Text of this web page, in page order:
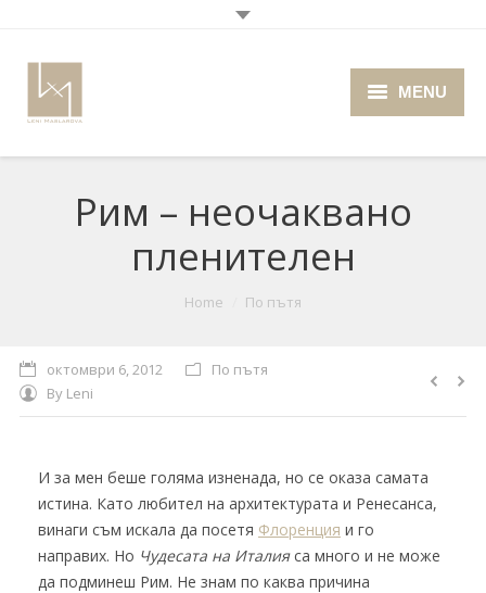
MENU
Home
About me
Portfolio
Blog
Рим – неочаквано
пленителен
Home По пътя
октомври 6, 2012
По пътя
By Leni
И за мен беше голяма изненада, но се оказа самата
истина. Като любител на архитектурата и Ренесанса,
винаги съм искала да посетя Флоренция и го
направих. Но Чудесата на Италияса много и не може
да подминеш Рим. Не знам по каква причина